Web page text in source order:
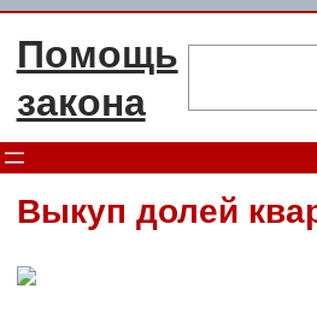
Перейти
Помощь
закона
Выкуп долей